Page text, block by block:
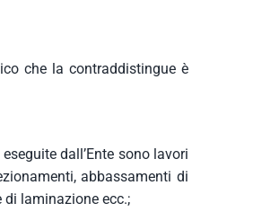
che la contraddistingue è
dall’Ente sono lavori
abbassamenti di
laminazione ecc.;